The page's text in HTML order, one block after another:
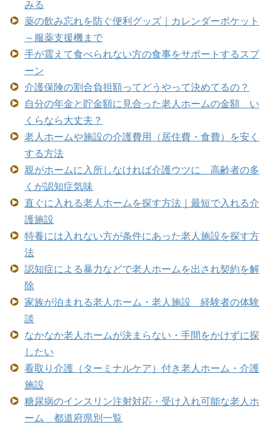
みる
薬の飲み忘れを防ぐ便利グッズ｜カレンダーポケット
～服薬支援機まで
手が震えて食べられない方の食事をサポートするスプ
ーン
介護保険の割合負担額ってどうやって決めてるの？
自分の年金と貯金額に見合った老人ホームの金額 い
くらなら大丈夫？
老人ホームや施設の介護費用（居住費・食費）を安く
する方法
親がホームに入所しなければ介護ウツに 高齢者の多
くが認知症気味
直ぐに入れる老人ホームを探す方法｜最短で入れる介
護施設
特養には入れない方が条件にあった老人施設を探す方
法
認知症による暴力などで老人ホームを出され契約を解
除
家族が泊まれる老人ホーム・老人施設 経験者の体験
談
なかなか老人ホームが決まらない・手間をかけずに探
したい
看取り介護（ターミナルケア）付き老人ホーム・介護
施設
糖尿病のインスリン注射対応・受け入れ可能な老人ホ
ーム 都道府県別一覧